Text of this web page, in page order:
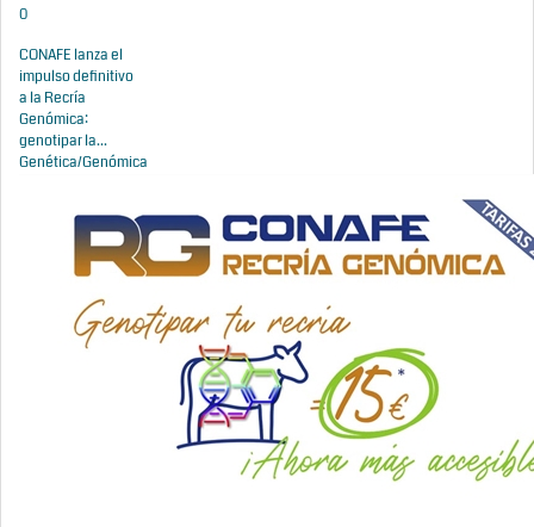
0
CONAFE lanza el
impulso definitivo
a la Recría
Genómica:
genotipar la...
Genética/Genómica